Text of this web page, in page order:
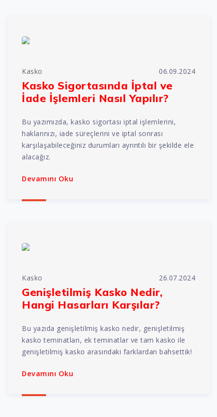
Kasko 06.09.2024
Kasko Sigortasında İptal ve
İade İşlemleri Nasıl Yapılır?
Bu yazımızda, kasko sigortası iptal işlemlerini,
haklarınızı, iade süreçlerini ve iptal sonrası
karşılaşabileceğiniz durumları ayrıntılı bir şekilde ele
alacağız.
Devamını Oku
Kasko 26.07.2024
Genişletilmiş Kasko Nedir,
Hangi Hasarları Karşılar?
Bu yazıda genişletilmiş kasko nedir, genişletilmiş
kasko teminatları, ek teminatlar ve tam kasko ile
genişletilmiş kasko arasındaki farklardan bahsettik!
Devamını Oku